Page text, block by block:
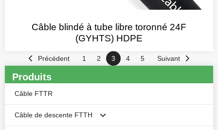
Produits
Câble FTTR
Câble de descente FTTH
Câble blindé à tube libre toronné 24F
(GYHTS) HDPE
Précédent 1 2 3 4 5 Suivant